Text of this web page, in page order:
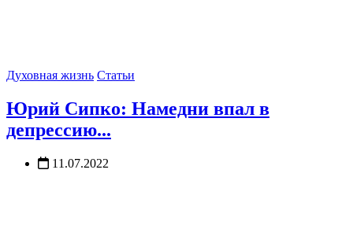
Духовная жизнь Статьи
Юрий Сипко: Намедни впал в
депрессию...
11.07.2022